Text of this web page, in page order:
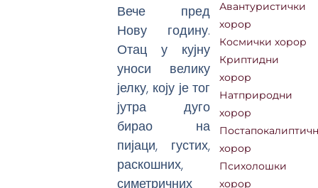
Вече пред
Нову годину.
Отац у кујну
уноси велику
јелку, коју је тог
јутра дуго
бирао на
пијаци, густих,
раскошних,
симетричних
Авантуристички
хорор
Космички хорор
Криптидни
хорор
Натприродни
хорор
хорор
Психолошки
хорор